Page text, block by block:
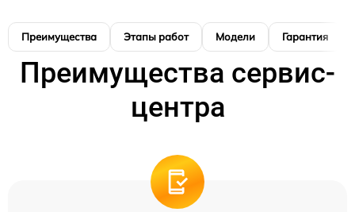
Преимущества Этапы работ Модели Гарантия
Преимущества сервис-
центра